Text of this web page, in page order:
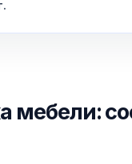
мебели: